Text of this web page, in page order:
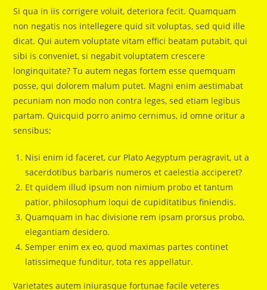
Si qua in iis corrigere voluit, deteriora fecit. Quamquam
non negatis nos intellegere quid sit voluptas, sed quid ille
dicat. Qui autem voluptate vitam effici beatam putabit, qui
sibi is conveniet, si negabit voluptatem crescere
longinquitate? Tu autem negas fortem esse quemquam
posse, qui dolorem malum putet. Magni enim aestimabat
pecuniam non modo non contra leges, sed etiam legibus
partam. Quicquid porro animo cernimus, id omne oritur a
sensibus;
Nisi enim id faceret, cur Plato Aegyptum peragravit, ut a
sacerdotibus barbaris numeros et caelestia acciperet?
Et quidem illud ipsum non nimium probo et tantum
patior, philosophum loqui de cupiditatibus finiendis.
Quamquam in hac divisione rem ipsam prorsus probo,
elegantiam desidero.
Semper enim ex eo, quod maximas partes continet
latissimeque funditur, tota res appellatur.
Varietates autem iniurasque fortunae facile veteres